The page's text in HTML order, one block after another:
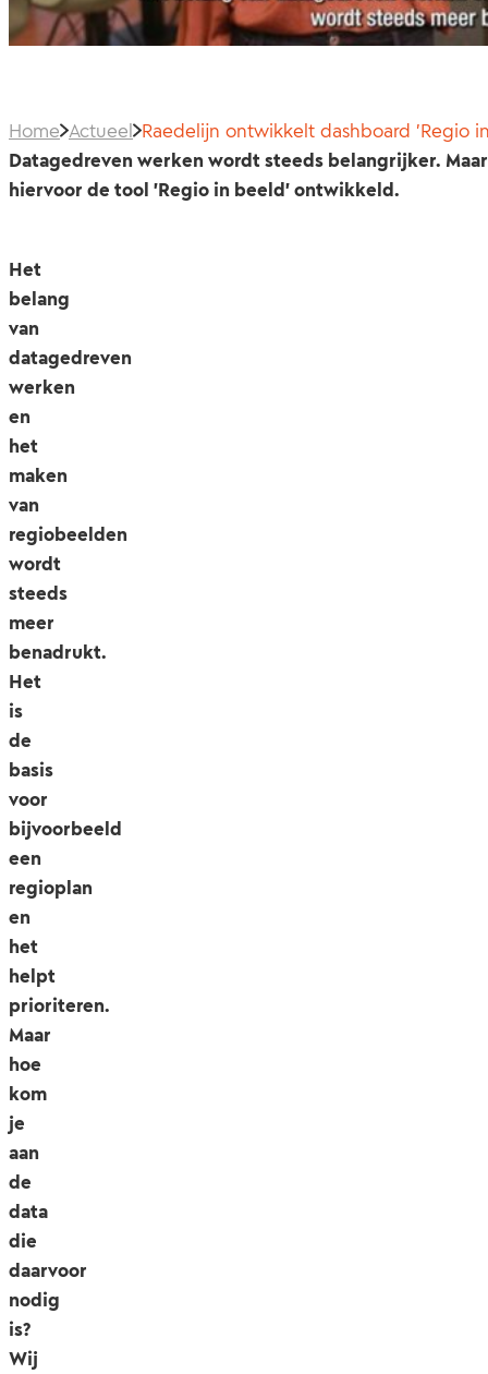
Home Actueel Raedelijn ontwikkelt dashboard 'Regio
Datagedreven werken wordt steeds belangrijker.
hiervoor de tool 'Regio in beeld' ontwikkeld.
Het
belang
van
datagedreven
werken
en
het
maken
van
regiobeelden
wordt
steeds
meer
benadrukt.
Het
is
de
basis
voor
bijvoorbeeld
een
regioplan
en
het
helpt
prioriteren.
Maar
hoe
kom
je
aan
de
data
die
daarvoor
nodig
is?
Wij